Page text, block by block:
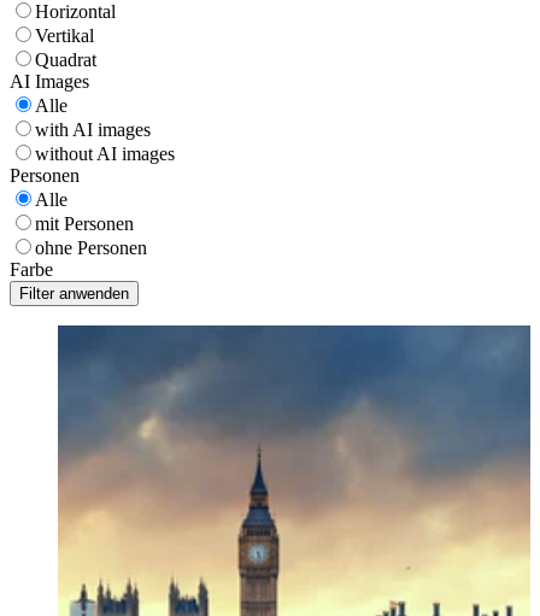
Horizontal
Vertikal
Quadrat
AI Images
Alle
with AI images
without AI images
Personen
Alle
mit Personen
ohne Personen
Farbe